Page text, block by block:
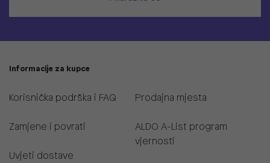
Informacije za kupce
Korisnička podrška i FAQ
Zamjene i povrati
Uvjeti dostave
Prodajna mjesta
ALDO A-List program
vjernosti